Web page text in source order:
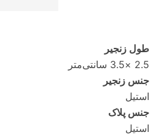
طول زنجیر
2.5 ×3.5 سانتی‌متر
جنس زنجیر
استیل
جنس پلاک
استیل